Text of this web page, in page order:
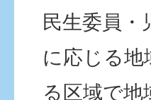
民生委員
に応じる
る区域で